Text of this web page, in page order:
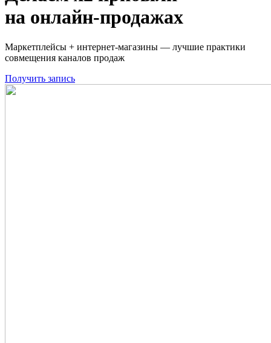
на онлайн‑продажах
Маркетплейсы + интернет‑магазины — лучшие практики
совмещения каналов продаж
Получить запись